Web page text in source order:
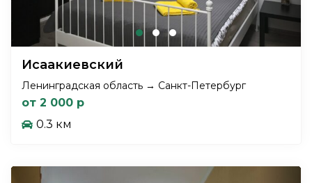
Исаакиевский
Ленинградская область → Санкт-Петербург
от 2 000 р
0.3 км